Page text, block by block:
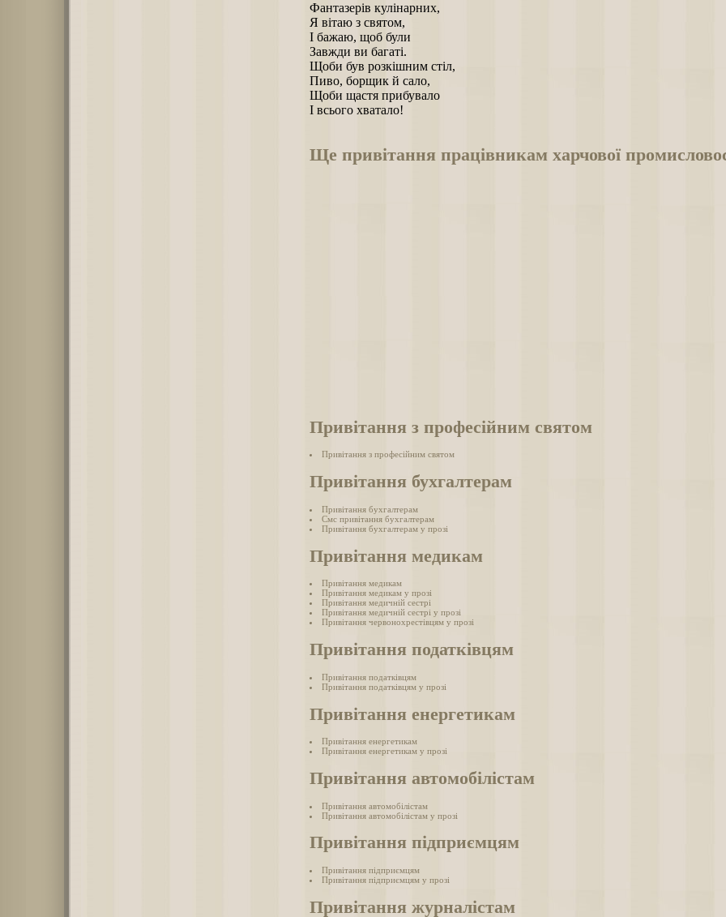
Фантазерів кулінарних,
Я вітаю з святом,
І бажаю, щоб були
Завжди ви багаті.
Щоби був розкішним стіл,
Пиво, борщик й сало,
Щоби щастя прибувало
І всього хватало!
Ще привітання працівникам харчової
Привітання з професійним святом
Привітання з професійним святом
Привітання бухгалтерам
Привітання бухгалтерам
Смс привітання бухгалтерам
Привітання бухгалтерам у прозі
Привітання медикам
Привітання медикам
Привітання медикам у прозі
Привітання медичній сестрі
Привітання медичній сестрі у прозі
Привітання червонохрестівцям у прозі
Привітання податківцям
Привітання податківцям
Привітання податківцям у прозі
Привітання енергетикам
Привітання енергетикам
Привітання енергетикам у прозі
Привітання автомобілістам
Привітання автомобілістам
Привітання автомобілістам у прозі
Привітання підприємцям
Привітання підприємцям
Привітання підприємцям у прозі
Привітання журналістам